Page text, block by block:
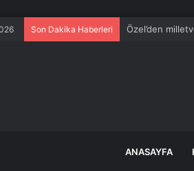
Son Dakika Haberleri Özel’den
ANASAYFA